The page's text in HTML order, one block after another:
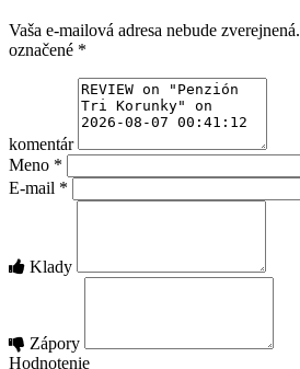
Vaša e-mailová adresa nebude zverejnená.
označené *
komentár
Meno *
E-mail *
Klady
Zápory
Hodnotenie